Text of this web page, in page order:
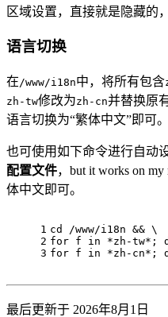
区域设置，直接就是隐藏的
语言切换
在/www/i18n中，将所有包含
zh-tw修改为zh-cn并替换原
语言切换为“繁体中文”即可。
也可使用如下命令进行自动
配置文件，but it works on
体中文即可。
1
2
3
cd
/www/i18n && \
for f in *zh-tw*;
for f in *zh-cn*;
最后更新于 2026年8月1日